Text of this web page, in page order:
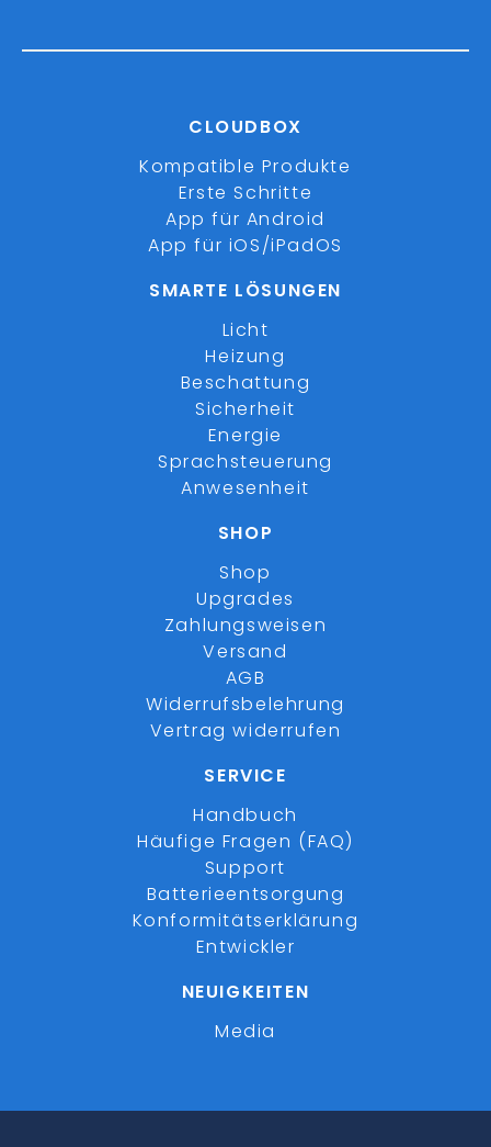
CLOUDBOX
Kompatible Produkte
Erste Schritte
App für Android
App für iOS/iPadOS
SMARTE LÖSUNGEN
Licht
Heizung
Beschattung
Sicherheit
Energie
Sprachsteuerung
Anwesenheit
SHOP
Shop
Upgrades
Zahlungsweisen
Versand
AGB
Widerrufsbelehrung
Vertrag widerrufen
SERVICE
Handbuch
Häufige Fragen (FAQ)
Support
Batterieentsorgung
Konformitätserklärung
Entwickler
NEUIGKEITEN
Media